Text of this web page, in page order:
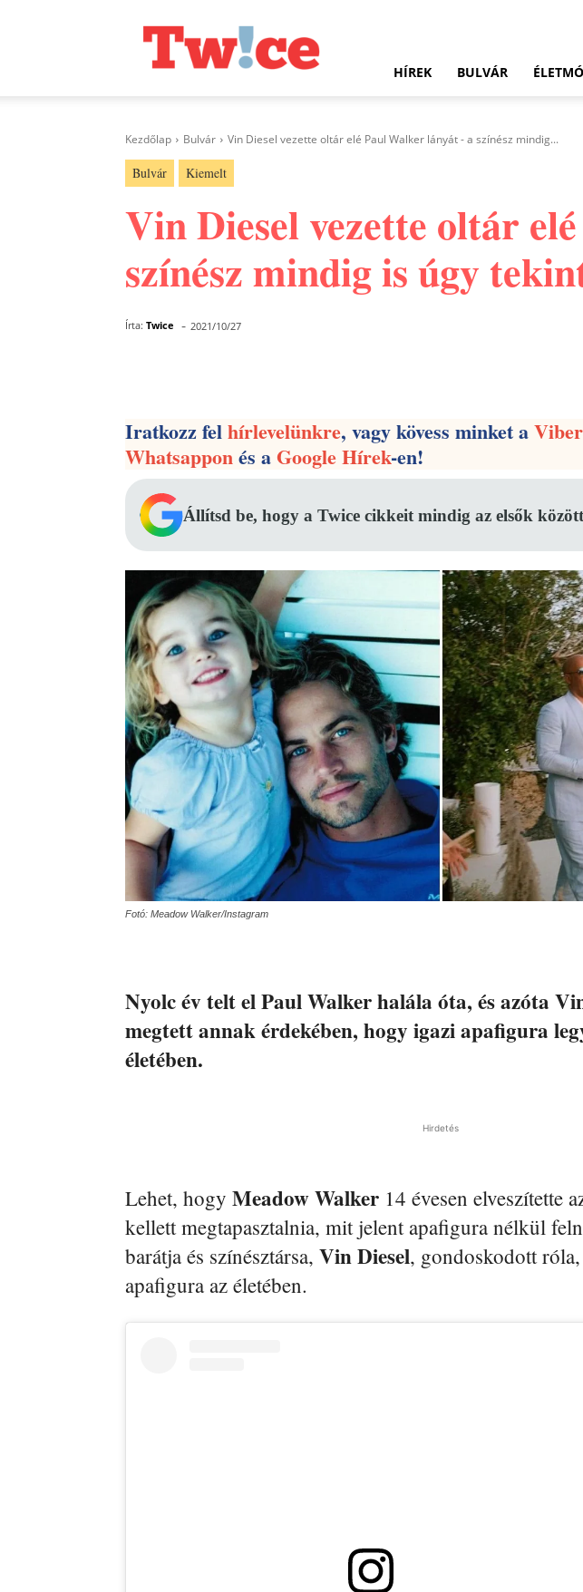
HÍREK BULVÁR
Kezdőlap Bulvár Vin Diesel vezette oltár elé Paul Walker lányát - a színész mindig...
Bulvár Kiemelt
Vin Diesel vezette oltár
színész mindig is úgy
Írta: Twice - 2021/10/27
Iratkozz felhírlevelünkre, vagy kövess minket a
Whatsapponés aGoogle Hírek-en!
Állítsd be, hogy a Twice cikkeit mindig az elsők
Fotó: Meadow Walker/Instagram
Nyolc év telt el Paul Walker halála óta, és azóta
megtett annak érdekében, hogy igazi apafigura
életében.
Hirdetés
Lehet, hogy Meadow Walker 14 évesen elveszítette
kellett megtapasztalnia, mit jelent apafigura nélkül
barátja és színésztársa, Vin Diesel, gondoskodott
apafigura az életében.